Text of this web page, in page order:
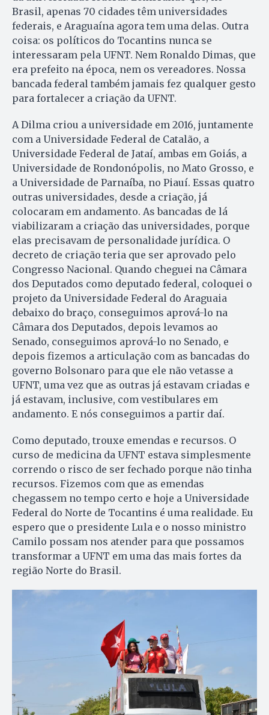
Brasil, apenas 70 cidades têm universidades
federais, e Araguaína agora tem uma delas. Outra
coisa: os políticos do Tocantins nunca se
interessaram pela UFNT. Nem Ronaldo Dimas, que
era prefeito na época, nem os vereadores. Nossa
bancada federal também jamais fez qualquer gesto
para fortalecer a criação da UFNT.
A Dilma criou a universidade em 2016, juntamente
com a Universidade Federal de Catalão, a
Universidade Federal de Jataí, ambas em Goiás, a
Universidade de Rondonópolis, no Mato Grosso, e
a Universidade de Parnaíba, no Piauí. Essas quatro
outras universidades, desde a criação, já
colocaram em andamento. As bancadas de lá
viabilizaram a criação das universidades, porque
elas precisavam de personalidade jurídica. O
decreto de criação teria que ser aprovado pelo
Congresso Nacional. Quando cheguei na Câmara
dos Deputados como deputado federal, coloquei o
projeto da Universidade Federal do Araguaia
debaixo do braço, conseguimos aprová-lo na
Câmara dos Deputados, depois levamos ao
Senado, conseguimos aprová-lo no Senado, e
depois fizemos a articulação com as bancadas do
governo Bolsonaro para que ele não vetasse a
UFNT, uma vez que as outras já estavam criadas e
já estavam, inclusive, com vestibulares em
andamento. E nós conseguimos a partir daí.
Como deputado, trouxe emendas e recursos. O
curso de medicina da UFNT estava simplesmente
correndo o risco de ser fechado porque não tinha
recursos. Fizemos com que as emendas
chegassem no tempo certo e hoje a Universidade
Federal do Norte de Tocantins é uma realidade. Eu
espero que o presidente Lula e o nosso ministro
Camilo possam nos atender para que possamos
transformar a UFNT em uma das mais fortes da
região Norte do Brasil.